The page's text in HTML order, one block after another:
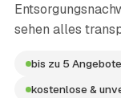
sehen alles
bis zu 5
kostenlose &